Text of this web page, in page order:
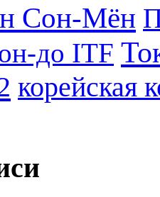
Сон-Мён
до ITF
корейская